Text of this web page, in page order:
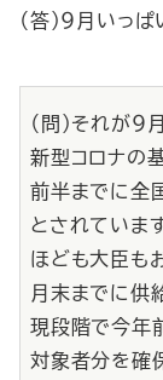
（答）９月いっぱ
（問）それが
新型コロナの
前半までに全
とされていま
ほども大臣も
月末までに供
現段階で今年
対象者分を確